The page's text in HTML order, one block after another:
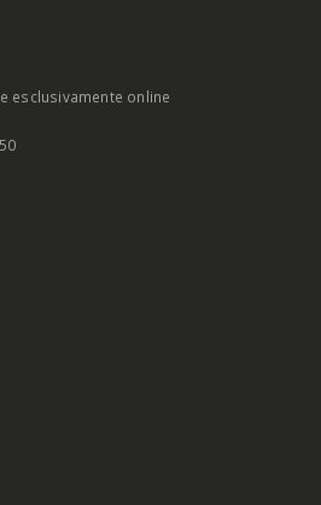
esclusivamente online